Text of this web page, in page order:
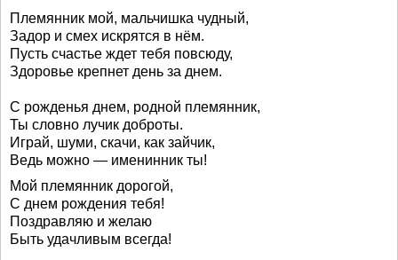
Племянник мой, мальчишка чудный,
Задор и смех искрятся в нём.
Пусть счастье ждет тебя повсюду,
Здоровье крепнет день за днем.
С рожденья днем, родной племянник,
Ты словно лучик доброты.
Играй, шуми, скачи, как зайчик,
Ведь можно — именинник ты!
Мой племянник дорогой,
С днем рождения тебя!
Поздравляю и желаю
Быть удачливым всегда!